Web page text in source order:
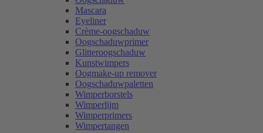
Mascara
Eyeliner
Crème-oogschaduw
Oogschaduwprimer
Glitteroogschaduw
Kunstwimpers
Oogmake-up remover
Oogschaduwpaletten
Wimperborstels
Wimperlijm
Wimperprimers
Wimpertangen